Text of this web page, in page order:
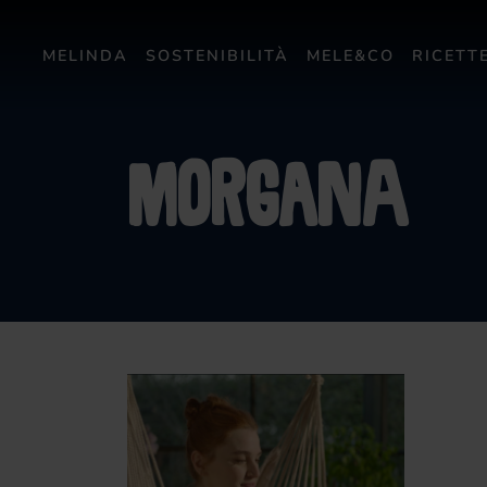
MELINDA SOSTENIBILITÀ MELE&CO
morgana